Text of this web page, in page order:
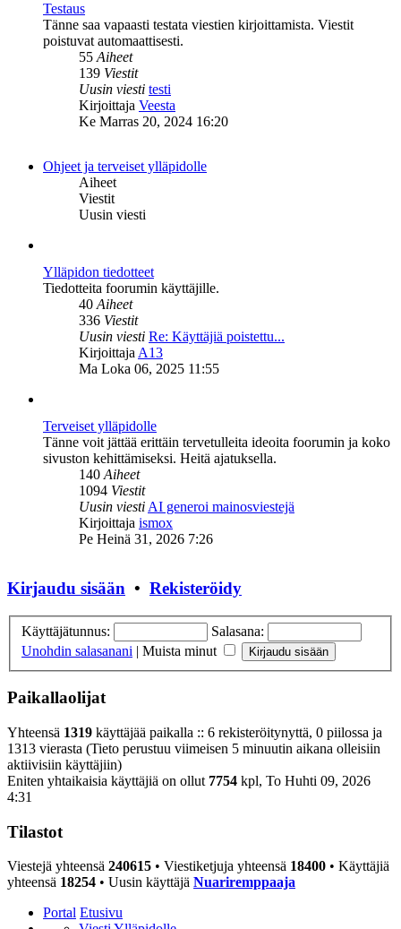
Testaus
Tänne saa vapaasti testata viestien kirjoittamista. Viestit
poistuvat automaattisesti.
55Aiheet
139 Viestit
Uusin viesti testi
Kirjoittaja Veesta
uusin
Ke Marras 20, 2024 16:20
Ohjeet ja terveiset ylläpidolle
Aiheet
Viestit
Uusin viesti
Ylläpidon tiedotteet
Tiedotteita foorumin käyttäjille.
40Aiheet
336 Viestit
Uusin viesti Re: Käyttäjiä poistettu...
KirjoittajaA13Näytä
uusin
Ma Loka 06, 2025 11:55
Terveiset ylläpidolle
Tänne voit jättää erittäin tervetulleita ideoita foorumin ja koko
sivuston kehittämiseksi. Heitä ajatuksella.
140Aiheet
1094 Viestit
Uusin viestiAI generoi mainosviestejä
Kirjoittaja ismoxNäytä
uusin
Pe Heinä 31, 2026 7:26
Kirjaudu sisään • Rekisteröidy
Käyttäjätunnus:
Salasana:
Unohdin salasanani | Muista minut
Paikallaolijat
Yhteensä 1319 käyttäjää paikalla :: 6 rekisteröitynyttä, 0 piilossa ja
1313 vierasta (Tieto perustuu viimeisen 5 minuutin aikana olleisiin
aktiivisiin käyttäjiin)
Eniten yhtaikaisia käyttäjiä on ollut 7754 kpl, To Huhti 09, 2026
4:31
Tilastot
Viestejä yhteensä 240615 • Viestiketjuja yhteensä 18400 • Käyttäjiä
yhteensä 18254 • Uusin käyttäjä Nuariremppaaja
Portal Etusivu